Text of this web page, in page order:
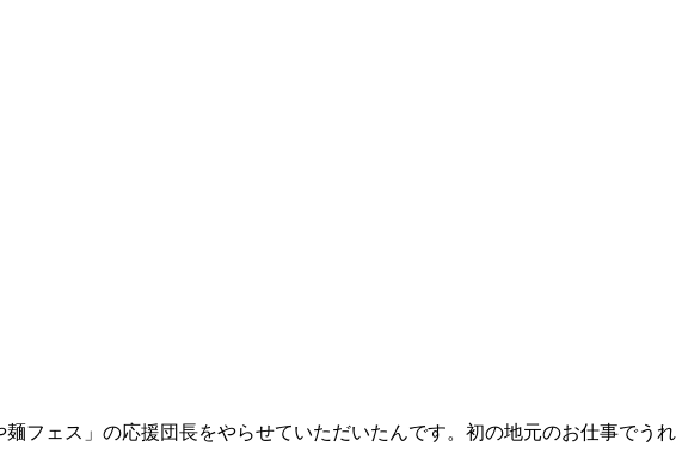
ェス」の応援団長をやらせていただいたんです。初の地元のお仕事でうれ